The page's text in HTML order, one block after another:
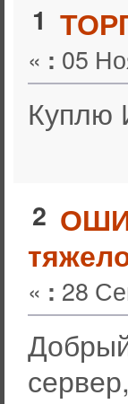
1
« : 05
Куплю
2
« : 28